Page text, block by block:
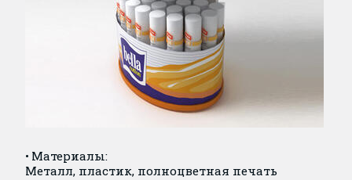
Материалы:
Металл, пластик, полноцветная печать